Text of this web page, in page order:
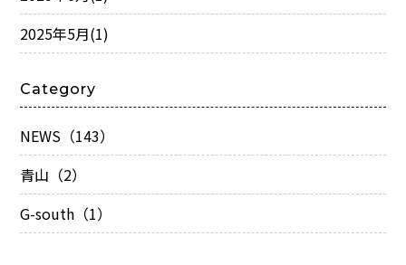
2025年5月(1)
Category
NEWS（143）
青山（2）
G-south（1）